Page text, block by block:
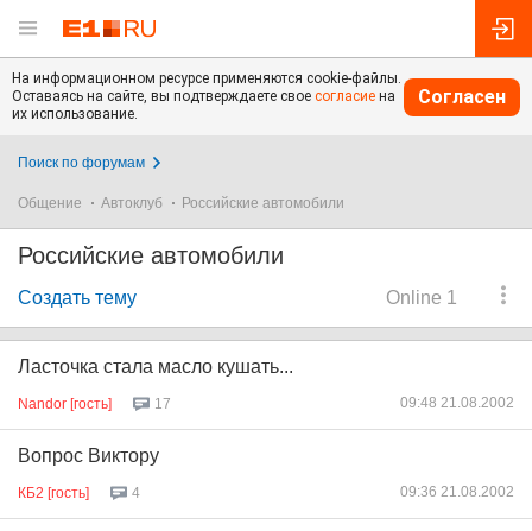
На информационном ресурсе применяются cookie-файлы.
Оставаясь на сайте, вы подтверждаете свое согласие на
их использование.
Согласен
Поиск по форумам
Общение Автоклуб Российские автомобили
Российские автомобили
Online 1
Создать тему
Ласточка стала масло кушать...
Nandor [гость] 17 09:48 21.08.2002
Вопрос Виктору
КБ2 [гость] 4 09:36 21.08.2002